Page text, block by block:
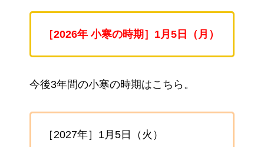
［2026年 小寒の時期］1月5日（月）
今後3年間の小寒の時期はこちら。
［2027年］1月5日（火）